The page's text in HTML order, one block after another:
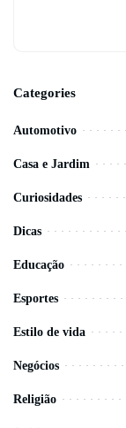
Categories
Automotivo
Casa e Jardim
Curiosidades
Dicas
Educação
Esportes
Estilo de vida
Negócios
Religião